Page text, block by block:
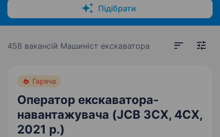
Підібрати
458 вакансій Машиніст екскаватора
Гаряча
Оператор екскаватора-
навантажувача (JCB 3CX, 4CХ,
2021 р.)